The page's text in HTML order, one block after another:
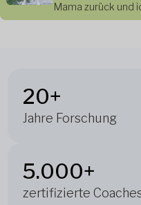
Mama zurück und
20+
Jahre Forschung
5.000+
zertifizierte